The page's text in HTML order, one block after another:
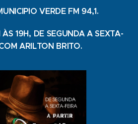
VERDE FM 94,1.
19H, DE SEGUNDA A SEXTA-
ARILTON BRITO.